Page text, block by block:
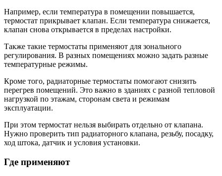
Например, если температура в помещении повышается,
термостат прикрывает клапан. Если температура снижается,
клапан снова открывается в пределах настройки.
Также такие термостаты применяют для зонального
регулирования. В разных помещениях можно задать разные
температурные режимы.
Кроме того, радиаторные термостаты помогают снизить
перегрев помещений. Это важно в зданиях с разной тепловой
нагрузкой по этажам, сторонам света и режимам
эксплуатации.
При этом термостат нельзя выбирать отдельно от клапана.
Нужно проверить тип радиаторного клапана, резьбу, посадку,
ход штока, датчик и условия установки.
Где применяют